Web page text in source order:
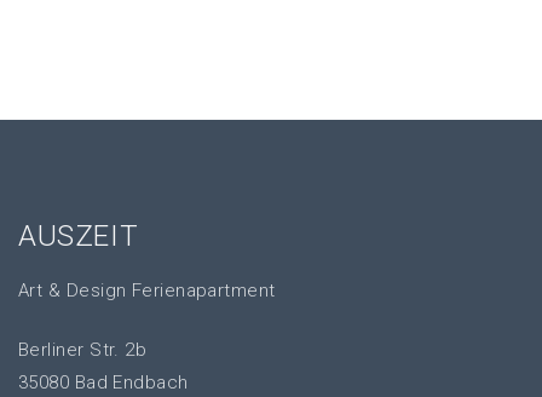
AUSZEIT
Art & Design Ferienapartment
Berliner Str. 2b
35080 Bad Endbach